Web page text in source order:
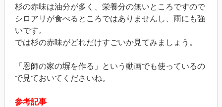
杉の赤味は油分が多く、栄養分の無いところですので
シロアリが食べるところではありませんし、雨にも強
いです。
では杉の赤味がどれだけすごいか見てみましょう。
「恩師の家の塀を作る」という動画でも使っているの
で見ておいてくださいね。
参考記事